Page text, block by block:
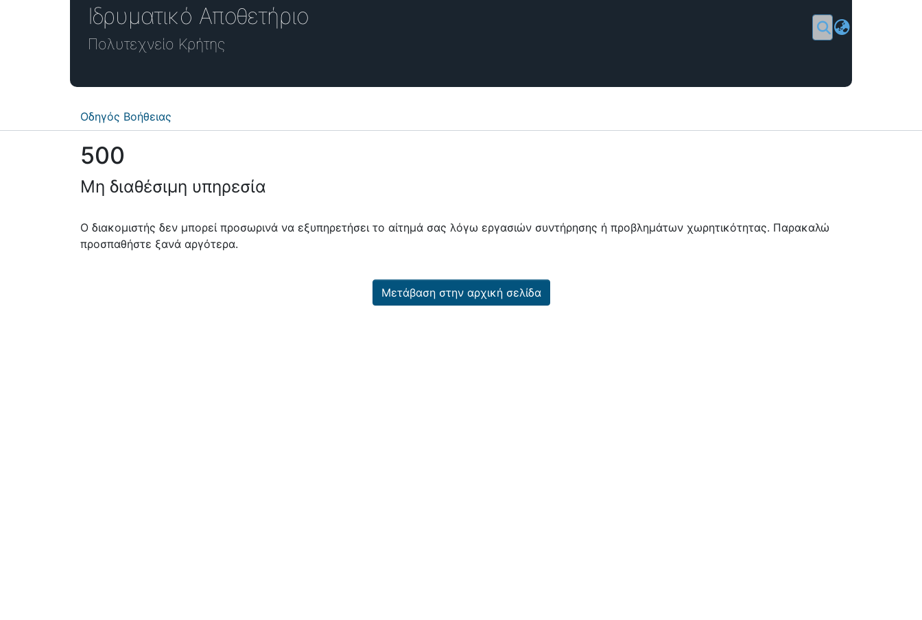
Ιδρυματικό Αποθετήριο
Πολυτεχνείο Κρήτης Σύνδεση
Οδηγός Βοήθειας
500
Μη διαθέσιμη υπηρεσία
Ο διακομιστής δεν μπορεί προσωρινά να εξυπηρετήσει το αίτημά σας λόγω εργασιών συντήρησης ή προβλημάτων χωρητικότητας. Παρακαλώ
προσπαθήστε ξανά αργότερα.
Μετάβαση στην αρχική σελίδα